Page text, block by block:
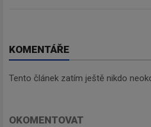
KOMENTÁŘE
Tento článek zatím ještě nikdo
OKOMENTOVAT